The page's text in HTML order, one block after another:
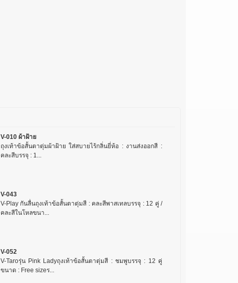
V-010 ผ้าฝ้าย
ถุงเท้าข้อสั้นตาตุ่มผ้าฝ้าย ใส่สบายไร้กลิ่นยี่ห้อ : งานส่งออกสี :
คละสีบรรจุ : 1...
V-043
V-Play กันลื่นถุงเท้าข้อสั้นตาตุ่มสี : คละสีพาสเทลบรรจุ : 12 คู่ /
คละสีในโหลขนา...
V-052
V-Taroรุ่น Pink Ladyถุงเท้าข้อสั้นตาตุ่มสี : ชมพูบรรจุ : 12 คู่
ขนาด : Free sizeร...